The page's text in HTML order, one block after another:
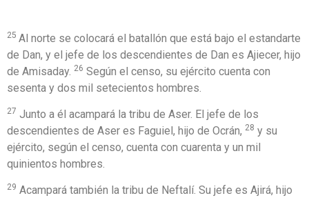
25 Al norte se colocará el batallón que está bajo el estandarte
de Dan, y el jefe de los descendientes de Dan es Ajiecer, hijo
de Amisaday. 26 Según el censo, su ejército cuenta con
sesenta y dos mil setecientos hombres.
27 Junto a él acampará la tribu de Aser. El jefe de los
descendientes de Aser es Faguiel, hijo de Ocrán, 28 y su
ejército, según el censo, cuenta con cuarenta y un mil
quinientos hombres.
29 Acampará también la tribu de Neftalí. Su jefe es Ajirá, hijo